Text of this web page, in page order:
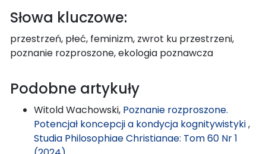
Słowa kluczowe:
przestrzeń, płeć, feminizm, zwrot ku przestrzeni,
poznanie rozproszone, ekologia poznawcza
Podobne artykuły
Witold Wachowski, Poznanie rozproszone.
Potencjał koncepcji a kondycja kognitywistyki,
Studia Philosophiae Christianae: Tom 60 Nr 1